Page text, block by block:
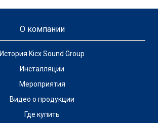
О компании
История Kicx Sound Group
Инсталляции
Мероприятия
Видео о продукции
Где купить